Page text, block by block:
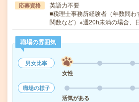
応募資格
英語力不要
■税理士事務所経験者（年数問
関数など）※週20h未満の場合、
職場の雰囲気
男女比率
女性
職場の様子
活気がある